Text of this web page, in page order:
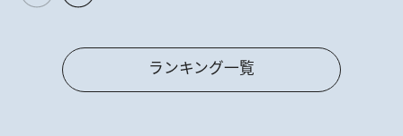
ランキング一覧